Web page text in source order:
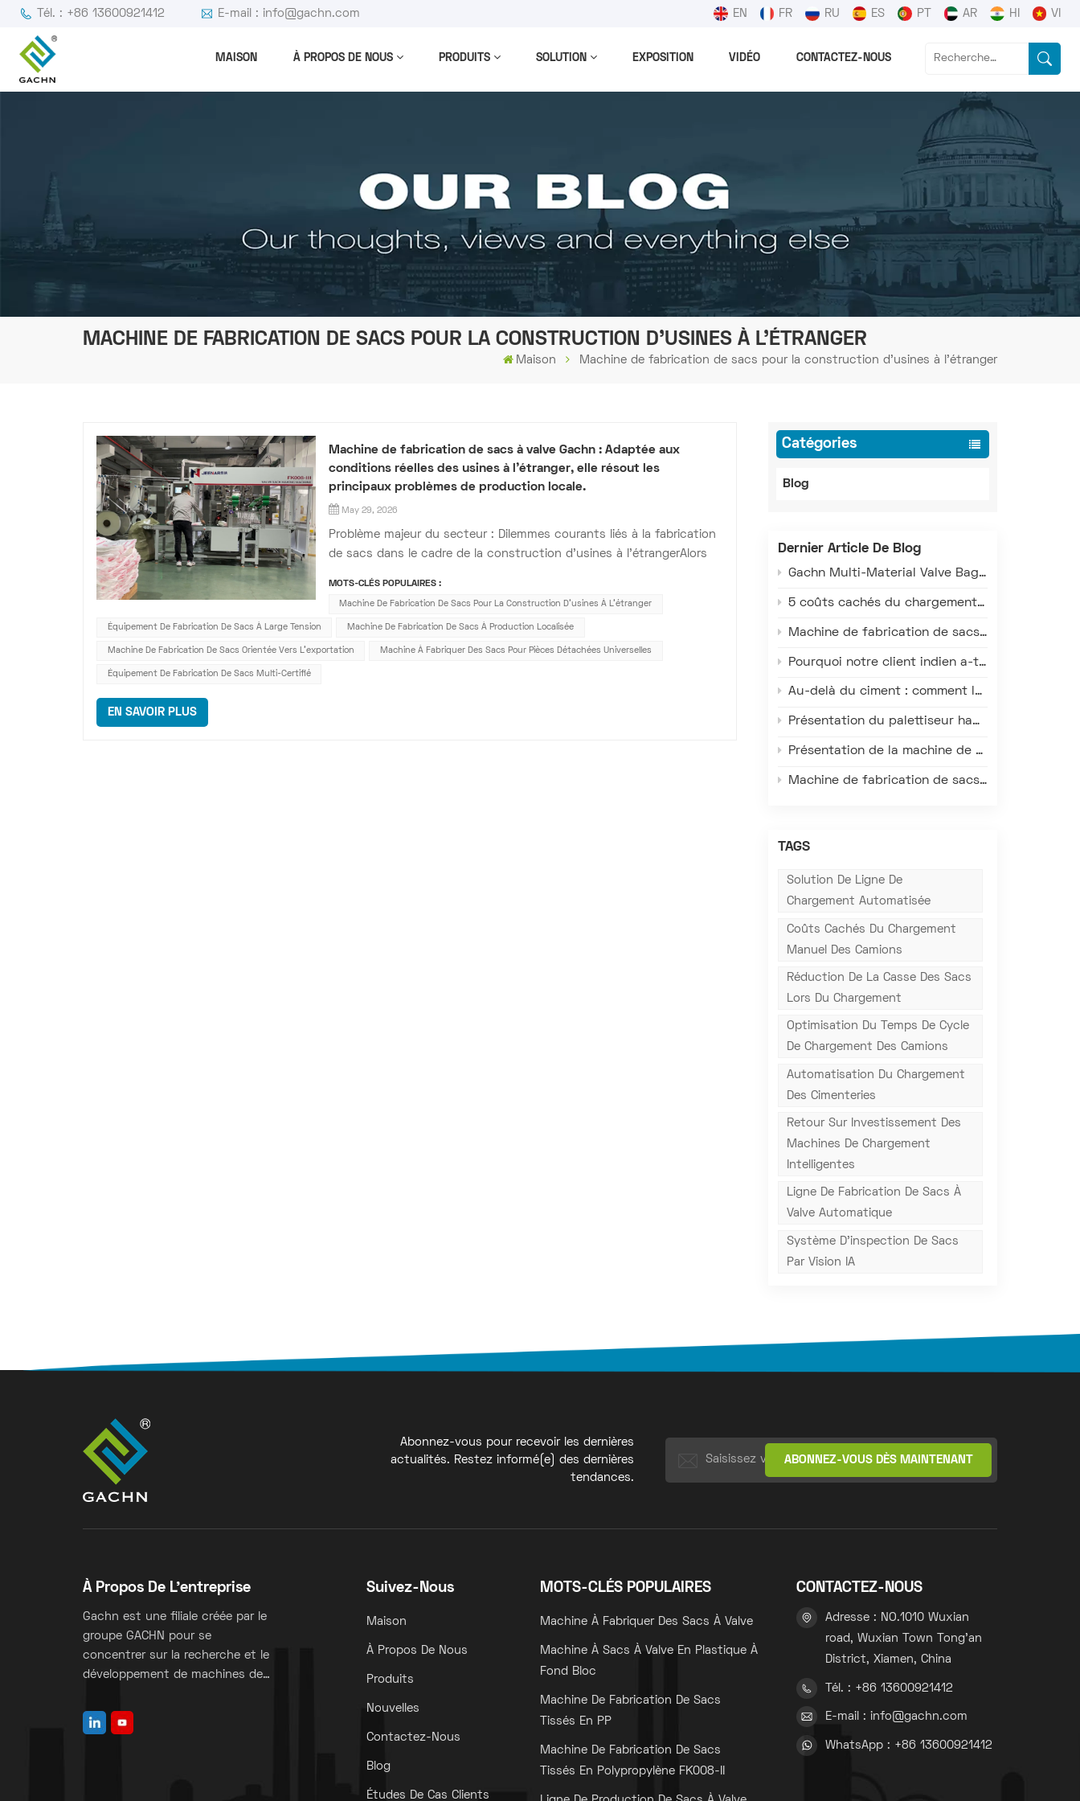
Tél. : +86 13600921412 E-mail : info@gachn.com EN FR RU ES PT AR HI VI
MAISON À PROPOS DE NOUS PRODUITS SOLUTION EXPOSITION VIDÉO CONTACTEZ-NOUS
MACHINE DE FABRICATION DE SACS POUR LA CONSTRUCTION D'USINES À L'ÉTRANGER
Maison Machine de fabrication de sacs pour la construction d'usines à l'étranger
Catégories
Blog
Dernier Article De Blog
Gachn Multi-Material Valve Bag Making Machine: Versatile Production for PE, PP, and Paper-Plastic
5 coûts cachés du chargement manuel des camions qui grèvent vos profits
Machine de fabrication de sacs à valve multi-matériaux Gachn : Production polyvalente pour sacs en PE, PP et composites papier-plastique
Pourquoi notre client indien a-t-il doublé sa mise sur les machines à sacs à valve GACHN ?
Au-delà du ciment : comment la technologie de chargement intelligent de Gachn sert les industries chimiques, minières et céréalières
Présentation du palettiseur haut de gamme Gachn – Une solution qui redéfinit l'efficacité, la précision et la fiabilité de la palettisation en entrepôt de matériaux ensachés.
Présentation de la machine de fabrication de sacs à valve tissés en plastique FK008-III – Redéfinissant l'efficacité, la précision et la qualité de l'emballage
Machine de fabrication de sacs à valve Gachn : Adaptée aux conditions réelles des usines à l’étranger, elle résout les principaux problèmes de production locale.
TAGS
Solution De Ligne De
Chargement Automatisée
Coûts Cachés Du Chargement
Manuel Des Camions
Réduction De La Casse Des Sacs
Lors Du Chargement
Optimisation Du Temps De Cycle
De Chargement Des Camions
Automatisation Du Chargement
Des Cimenteries
Retour Sur Investissement Des
Machines De Chargement
Intelligentes
Ligne De Fabrication De Sacs À
Valve Automatique
Système D'inspection De Sacs
Par Vision IA
Machine de fabrication de sacs à valve Gachn : Adaptée aux
conditions réelles des usines à l’étranger, elle résout les
principaux problèmes de production locale.
May 29, 2026
Problème majeur du secteur : Dilemmes courants liés à la fabrication
de sacs dans le cadre de la construction d'usines à l'étrangerAlors
MOTS-CLÉS POPULAIRES :
Machine De Fabrication De Sacs Pour La Construction D'usines À L'étranger
Équipement De Fabrication De Sacs À Large Tension Machine De Fabrication De Sacs À Production Localisée
Machine De Fabrication De Sacs Orientée Vers L'exportation Machine À Fabriquer Des Sacs Pour Pièces Détachées Universelles
Équipement De Fabrication De Sacs Multi-Certifié
EN SAVOIR PLUS
Abonnez-vous pour recevoir les dernières
actualités. Restez informé(e) des dernières
tendances.
À Propos De L'entreprise
Gachn est une filiale créée par le
groupe GACHN pour se
concentrer sur la recherche et le
développement de machines de
Suivez-Nous
Maison
À Propos De Nous
Produits
Nouvelles
Contactez-Nous
Blog
Études De Cas Clients
MOTS-CLÉS POPULAIRES
Machine À Fabriquer Des Sacs À Valve
Machine À Sacs À Valve En Plastique À
Fond Bloc
Machine De Fabrication De Sacs
Tissés En PP
Machine De Fabrication De Sacs
Tissés En Polypropylène FK008-II
CONTACTEZ-NOUS
Adresse : NO.1010 Wuxian
road, Wuxian Town Tong'an
District, Xiamen, China
Tél. : +86 13600921412
E-mail : info@gachn.com
WhatsApp : +86 13600921412